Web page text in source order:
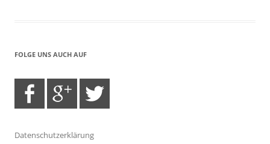
FOLGE UNS AUCH AUF
Datenschutzerklärung